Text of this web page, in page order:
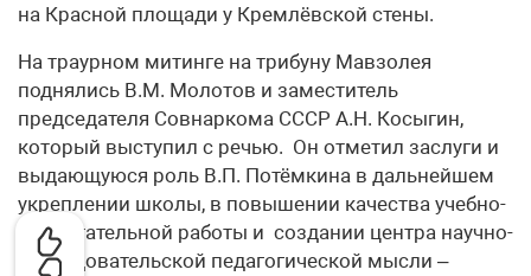
на Красной площади у Кремлёвской стены.
На траурном митинге на трибу­ну Мавзолея
поднялись В.М. Молотов и замес­титель
председателя Совнаркома СССР А.Н. Косыгин,
который выступил с речью. Он отметил заслуги и
выдающуюся роль В.П. Потёмкина в дальнейшем
укреплении школы, в повышении качества учебно-
воспитательной работы и создании центра научно-
исследовательской педагогической мысли –